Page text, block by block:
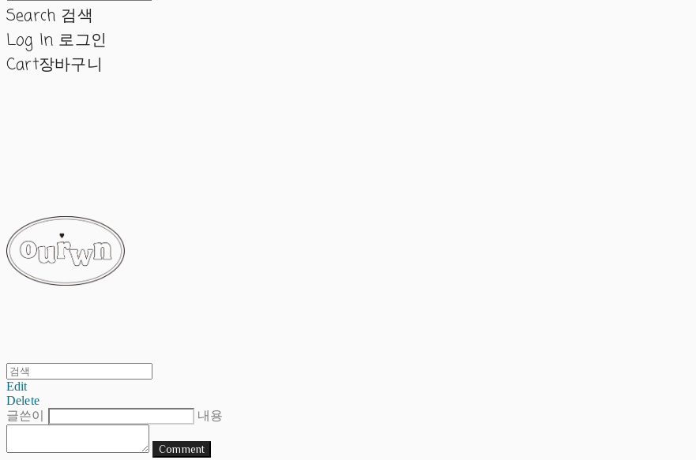
Search 검색
Log In 로그인
Cart장바구니
Edit
Delete
글쓴이
내용
Comment